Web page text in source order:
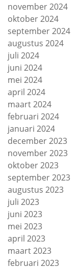
november 2024
oktober 2024
september 2024
augustus 2024
juli 2024
juni 2024
mei 2024
april 2024
maart 2024
februari 2024
januari 2024
december 2023
november 2023
oktober 2023
september 2023
augustus 2023
juli 2023
juni 2023
mei 2023
april 2023
maart 2023
februari 2023